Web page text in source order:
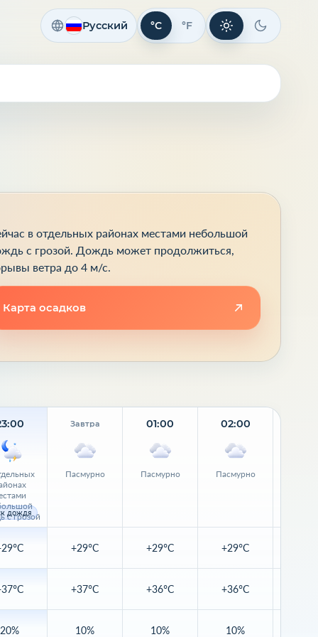
Русский °C °F Светлая тема
Темная
в отдельных районах местами небольшой
с грозой. Дождь может продолжиться,
ветра до 4 м/с.
Карта осадков
с грозой
дождя
20%
Завтра
Пасмурно
+29°C
+37°C
10%
01:00
Пасмурно
+29°C
+36°C
10%
02:00
Пасмурно
+29°C
+36°C
10%